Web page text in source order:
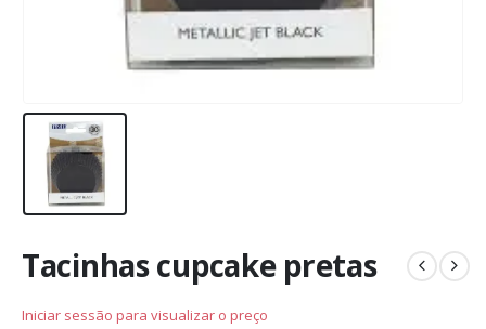
Tacinhas cupcake pretas
Iniciar sessão para visualizar o preço